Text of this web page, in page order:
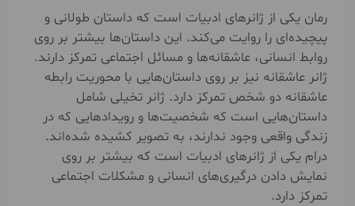
رمان یکی از ژانرهای ادبیات است که داستان طولانی و
پیچیده‌ای را روایت می‌کند. این داستان‌ها بیشتر بر روی
روابط انسانی، عاشقانه‌ها و مسائل اجتماعی تمرکز دارند.
ژانر عاشقانه نیز بر روی داستان‌هایی با محوریت رابطه
عاشقانه دو شخص تمرکز دارد. ژانر تخیلی شامل
داستان‌هایی است که شخصیت‌ها و رویدادهایی که در
زندگی واقعی وجود ندارند، به تصویر کشیده شده‌اند.
درام یکی از ژانرهای ادبیات است که بیشتر بر روی
نمایش دادن درگیری‌های انسانی و مشکلات اجتماعی
تمرکز دارد.